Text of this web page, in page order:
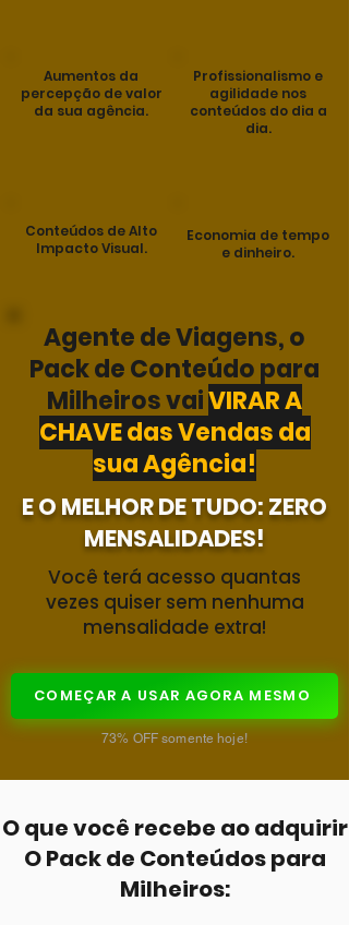
Aumentos da
percepção de valor
da sua agência.
Profissionalismo e
agilidade nos
conteúdos do dia a
dia.
Conteúdos de Alto
Impacto Visual.
Economia de tempo
e dinheiro.
Agente de Viagens, o
Pack de Conteúdo para
Milheiros vaiVIRAR A
CHAVE das Vendas da
sua Agência!
E O MELHOR DE TUDO: ZERO
MENSALIDADES!
Você terá acesso quantas
vezes quiser sem nenhuma
mensalidade extra!
COMEÇAR A USAR AGORA MESMO
73% OFF somente hoje!
O que você recebe ao adquirir
O Pack de Conteúdos para
Milheiros: